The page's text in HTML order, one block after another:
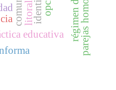
educativa